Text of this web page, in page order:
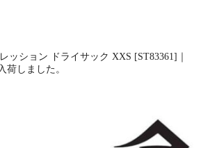
ッション ドライサック XXS [ST83361]｜
荷しました。